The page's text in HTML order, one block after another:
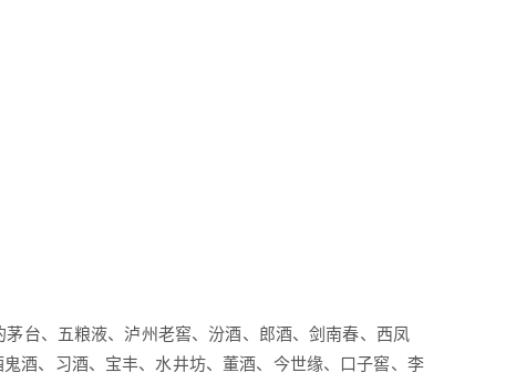
台、五粮液、泸州老窖、汾酒、郎酒、剑南春、西凤
酒、习酒、宝丰、水井坊、董酒、今世缘、口子窖、李